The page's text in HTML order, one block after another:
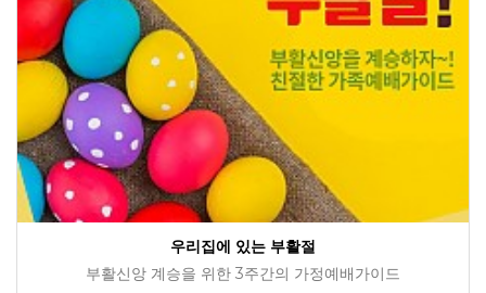
우리집에 있는 부활절
부활신앙 계승을 위한 3주간의 가정예배가이드